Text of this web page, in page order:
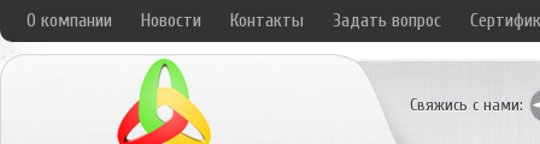
О компании Новости Контакты Задать вопрос
Свяжись с нами: